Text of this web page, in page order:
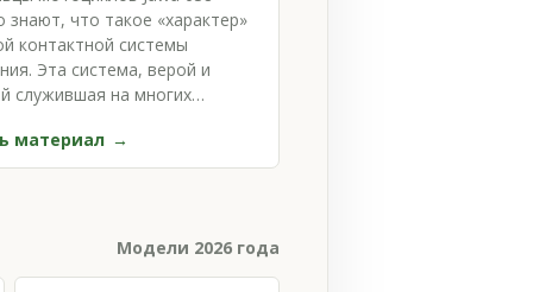
знают, что такое «характер»
контактной системы
Эта система, верой и
служившая на многих
материал
Модели 2026 года